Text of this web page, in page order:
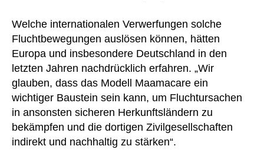
Welche internationalen Verwerfungen solche
Fluchtbewegungen auslösen können, hätten
Europa und insbesondere Deutschland in den
letzten Jahren nachdrücklich erfahren. „Wir
glauben, dass das Modell Maamacare ein
wichtiger Baustein sein kann, um Fluchtursachen
in ansonsten sicheren Herkunftsländern zu
bekämpfen und die dortigen Zivilgesellschaften
indirekt und nachhaltig zu stärken“.